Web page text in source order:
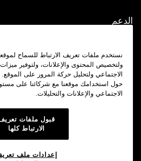
الدعم
حاسبة العملات الرقمية
تداول
نستخدم ملفات تعريف الارتباط للسماح
ولتخصيص المحتوى والإعلانات، ولتوفير
الاجتماعي ولتحليل حركة المرور على
حول استخدامك موقعنا مع شركائنا على
الاجتماعي والإعلانات والتحليلات.
قبول ملفات
الارتباط كلها
إعدادات ملف